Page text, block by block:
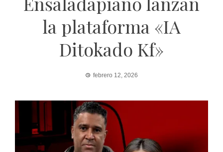
la plataforma «IA
Ditokado Kf»
febrero 12, 2026